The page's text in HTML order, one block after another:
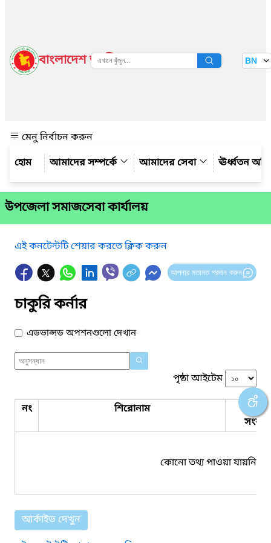
বাংলাদেশ জাতীয় তথ্য বাতায়ন BN
মেনু নির্বাচন করুন
আমাদের সম্পর্কে
আমাদের সেবা ঊর্ধ্বতন
উপজেলা সমাজসেবা কার্যালয়
এই কনটেন্টটি শেয়ার করতে ক্লিক করুন
আপনার মতামত প্রদান করুন
চাকুরি কর্নার
এডভান্সড অপশনগুলো দেখান
পৃষ্ঠা আইটেম
নং শিরোনাম
কোনো তথ্য পাওয়া যায়নি।
আর্কাইভ দেখুন